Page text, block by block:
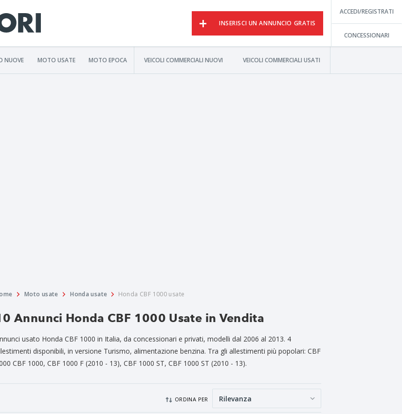
INSERISCI UN ANNUNCIO GRATIS
ACCEDI/REGISTRATI
CONCESSIONARI
NUOVE MOTO USATE MOTO EPOCA VEICOLI COMMERCIALI NUOVI VEICOLI COMMERCIALI USATI
Moto usate Honda usate Honda CBF 1000 usate
Annunci Honda CBF 1000 Usate in Vendita
usato Honda CBF 1000 in Italia, da concessionari e privati, modelli dal 2006 al 2013. 4
disponibili, in versione Turismo, alimentazione benzina. Tra gli allestimenti più popolari: CBF
CBF 1000, CBF 1000 F (2010 - 13), CBF 1000 ST, CBF 1000 ST (2010 - 13).
ORDINA PER